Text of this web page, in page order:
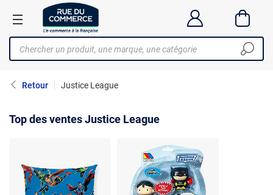
Retour Justice League
Top des ventes Justice League